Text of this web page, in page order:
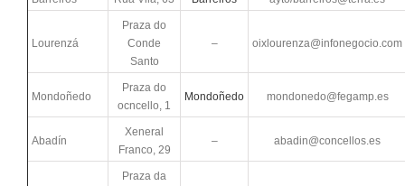
Lourenzá
Praza do
Conde
Santo
– oixlourenza@infonegocio.com
Mondoñedo
Praza do
ocncello, 1
Mondoñedo mondonedo@fegamp.es
Abadín
Xeneral
Franco, 29
– abadin@concellos.es
Praza da